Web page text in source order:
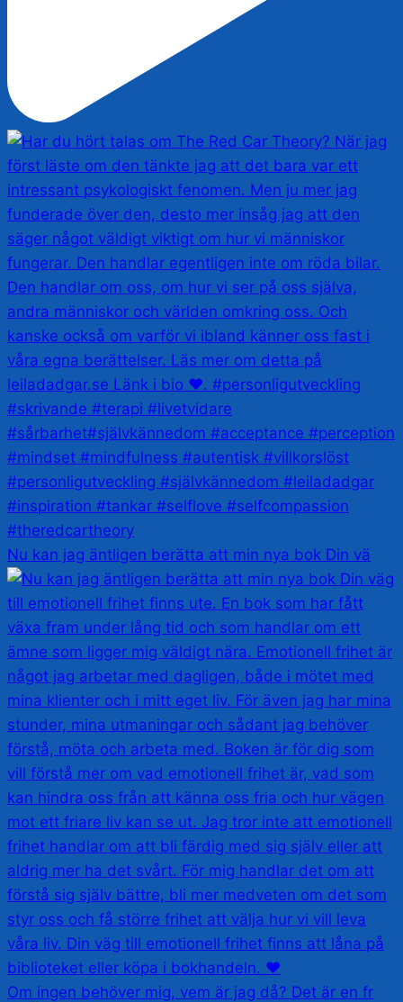
Nu kan jag äntligen berätta att min nya bok Din vä
Om ingen behöver mig, vem är jag då? Det är en fr